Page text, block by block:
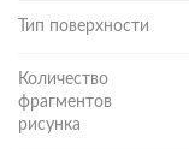
Тип поверхности
Количество
фрагментов
рисунка